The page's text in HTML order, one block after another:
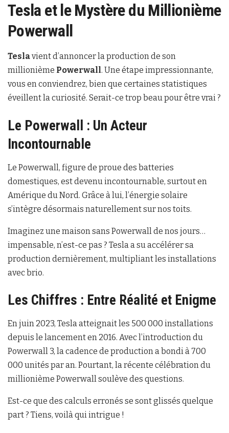
Tesla et le Mystère du Millionième
Powerwall
Teslavient d’annoncer la production de son
millionième Powerwall. Une étape impressionnante,
vous en conviendrez, bien que certaines statistiques
éveillent la curiosité. Serait-ce trop beau pour être vrai ?
Le Powerwall : Un Acteur
Incontournable
Le Powerwall, figure de proue des batteries
domestiques, est devenu incontournable, surtout en
Amérique du Nord. Grâce à lui, l’énergie solaire
s’intègre désormais naturellement sur nos toits.
Imaginez une maison sans Powerwall de nos jours…
impensable, n’est-ce pas ? Tesla a su accélérer sa
production dernièrement, multipliant les installations
avec brio.
Les Chiffres : Entre Réalité et Enigme
En juin 2023, Tesla atteignait les 500 000 installations
depuis le lancement en 2016. Avec l’introduction du
Powerwall 3, la cadence de production a bondi à 700
000 unités par an. Pourtant, la récente célébration du
millionième Powerwall soulève des questions.
Est-ce que des calculs erronés se sont glissés quelque
part ? Tiens, voilà qui intrigue !